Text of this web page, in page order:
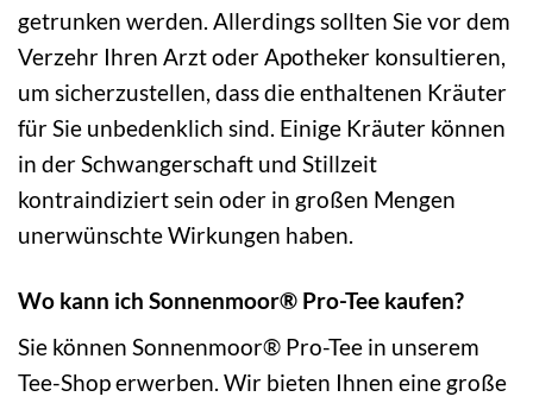
getrunken werden. Allerdings sollten Sie vor dem
Verzehr Ihren Arzt oder Apotheker konsultieren,
um sicherzustellen, dass die enthaltenen Kräuter
für Sie unbedenklich sind. Einige Kräuter können
in der Schwangerschaft und Stillzeit
kontraindiziert sein oder in großen Mengen
unerwünschte Wirkungen haben.
Wo kann ich Sonnenmoor® Pro-Tee kaufen?
Sie können Sonnenmoor® Pro-Tee in unserem
Tee-Shop erwerben. Wir bieten Ihnen eine große